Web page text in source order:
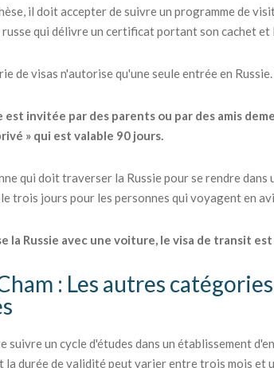
il doit accepter de suivre un programme de
qui délivre un certificat portant son cachet et
de visas n'autorise qu'une seule entrée en Russie.
est invitée par des parents ou par des amis
» qui est valable 90 jours.
qui doit traverser la Russie pour se rendre dans
trois jours pour les personnes qui voyagent en
la Russie avec une voiture, le visa de transit est
: Les autres
suivre un cycle d'études dans un établissement
durée de validité peut varier entre trois mois et